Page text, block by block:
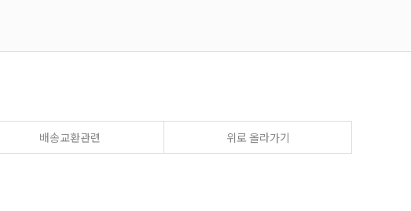
배송교환관련 위로 올라가기